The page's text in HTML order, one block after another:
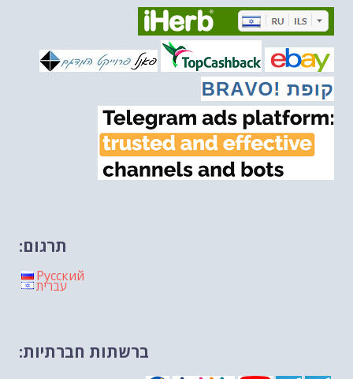
מיכאל בן ארי על דילמת המנהיגות....
מיכאל בן ארי על פרשת הת...
מיכאל בן ארי על פרשת הת...
מיכאל בן ארי על פרשת הת...-- 13/02/2026
מיכאל בן ארי על פרשת השבוע ת...-- 06/02/2026
חלקם של היהודים הולך ופוחת....
מיכאל בן ארי על פרשת השבוע ת...
תרגום:
Русский
עברית
ברשתות חברתיות: